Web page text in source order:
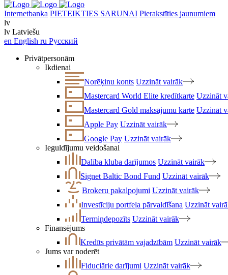
Internetbanka PIETEIKTIES SARUNAI Pierakstīties jaunumiem
lv
lv Latviešu
en English ru Русский
Privātpersonām
Ikdienai
Norēķinu konts Uzzināt vairāk
Mastercard World Elite kredītkarte Uzzināt
Mastercard Gold maksājumu karte Uzzināt
Apple Pay Uzzināt vairāk
Google Pay Uzzināt vairāk
Ieguldījumu veidošanai
Dalība kluba darījumos Uzzināt vairāk
Signet Baltic Bond Fund Uzzināt vairāk
Brokeru pakalpojumi Uzzināt vairāk
Investīciju portfeļa pārvaldīšana Uzzināt
Termiņdepozīts Uzzināt vairāk
Finansējums
Kredīts privātām vajadzībām Uzzināt vairāk
Jums var noderēt
Fiduciārie darījumi Uzzināt vairāk